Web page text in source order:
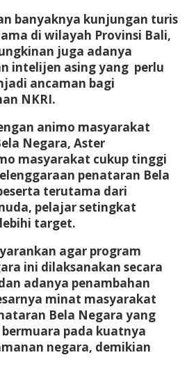
banyaknya kunjungan turis
di wilayah Provinsi Bali,
juga adanya
intelijen asing yang perlu
ancaman bagi
NKRI.
animo masyarakat
Negara, Aster
masyarakat cukup tinggi
penataran Bela
terutama dari
pelajar setingkat
target.
agar program
ini dilaksanakan secara
adanya penambahan
minat masyarakat
Bela Negara yang
pada kuatnya
negara, demikian